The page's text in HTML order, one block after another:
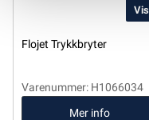
Vis
Flojet Trykkbryter
Varenummer: H1066034
Mer info